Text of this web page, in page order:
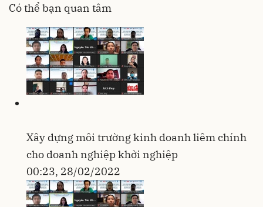
Có thể bạn quan tâm
Xây dựng môi trường kinh doanh liêm chính
cho doanh nghiệp khởi nghiệp
00:23, 28/02/2022